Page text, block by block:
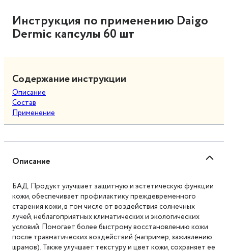
Инструкция по применению Daigo
Dermic капсулы 60 шт
Содержание инструкции
Описание
Состав
Применение
Описание
БАД. Продукт улучшает защитную и эстетическую функции
кожи, обеспечивает профилактику преждевременного
старения кожи, в том числе от воздействия солнечных
лучей, неблагоприятных климатических и экологических
условий. Помогает более быстрому восстановлению кожи
после травматических воздействий (например, заживлению
шрамов). Также улучшает текстуру и цвет кожи, сохраняет ее